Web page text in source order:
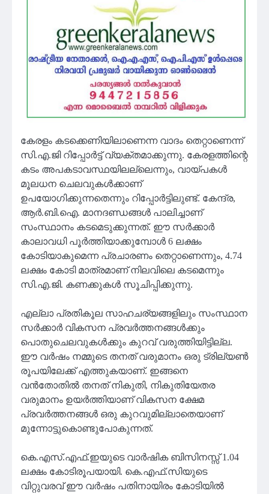
കേരളം കടക്കെണിയിലാണെന്ന വാദം തെറ്റാണെന്ന്
സി.എ.ജി റിപ്പോർട്ട് വ്യക്തമാക്കുന്നു. കേരളത്തിന്റെ
കടം അപകടാവസ്ഥയിലല്ലെന്നും, വായ്പകൾ
മൂലധന ചെലവുകൾക്കാണ്
ഉപയോഗിക്കുന്നതെന്നും റിപ്പോർട്ടിലുണ്ട്. കേന്ദ്ര,
ആർ.ബി.ഐ. മാനദണ്ഡങ്ങൾ പാലിച്ചാണ്
സംസ്ഥാനം കടമെടുക്കുന്നത്. ഈ സർക്കാർ
കാലാവധി പൂർത്തിയാക്കുമ്പോൾ 6 ലക്ഷം
കോടിയാകുമെന്ന പ്രചാരണം തെറ്റാണെന്നും, 4.74
ലക്ഷം കോടി മാത്രമാണ് നിലവിലെ കടമെന്നും
സി.എ.ജി. കണക്കുകൾ സൂചിപ്പിക്കുന്നു.
എല്ലാ പ്രതികൂല സാഹചര്യങ്ങളിലും സംസ്ഥാന
സർക്കാർ വികസന പ്രവർത്തനങ്ങൾക്കും
പൊതുചെലവുകൾക്കും കുറവ് വരുത്തിയിട്ടില്ല.
ഈ വര്‍ഷം നമ്മുടെ തനത് വരുമാനം ഒരു ട്രില്യണ്‍
രൂപയിലേക്ക് എത്തുകയാണ്. ഇങ്ങനെ
വന്‍തോതില്‍ തനത് നികുതി, നികുതിയേതര
വരുമാനം ഉയര്‍ത്തിയാണ് വികസന ക്ഷേമ
പ്രവര്‍ത്തനങ്ങള്‍ ഒരു കുറവുമില്ലാതെയാണ്
മുന്നോട്ടുകൊണ്ടുപോകുന്നത്.
കെ.എസ്.എഫ്.ഇയുടെ വാര്‍ഷിക ബിസിനസ്സ് 1.04
ലക്ഷം കോടിരൂപയായി. കെ.എഫ്.സിയുടെ
വിറ്റുവരവ് ഈ വര്‍ഷം പതിനായിരം കോടിയില്‍